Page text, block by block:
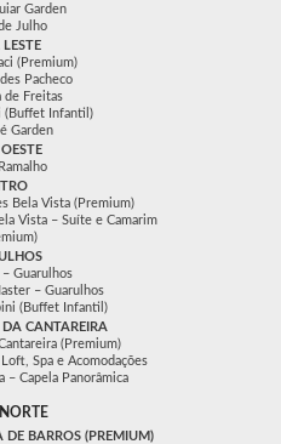
Garden
Julho
(Premium)
Pacheco
de Freitas
(Buffet Infantil)
Garden
Bela Vista (Premium)
Vista – Suíte e Camarim
– Guarulhos
– Guarulhos
(Buffet Infantil)
CANTAREIRA
(Premium)
Spa e Acomodações
– Capela Panorâmica
DE BARROS (PREMIUM)